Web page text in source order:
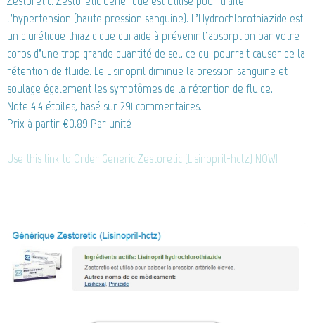
l’hypertension (haute pression sanguine). L’Hydrochlorothiazide est
un diurétique thiazidique qui aide à prévenir l’absorption par votre
corps d’une trop grande quantité de sel, ce qui pourrait causer de la
rétention de fluide. Le Lisinopril diminue la pression sanguine et
soulage également les symptômes de la rétention de fluide.
Note 4.4 étoiles, basé sur291 commentaires.
Prix à partir€0.89 Par unité
Use this link to Order Generic Zestoretic (Lisinopril-hctz) NOW!